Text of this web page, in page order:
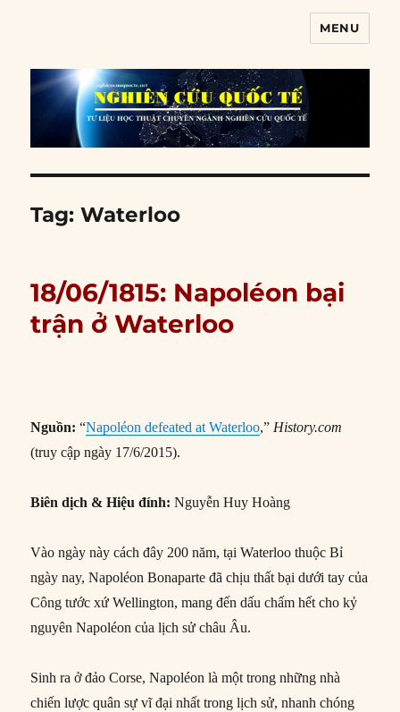
MENU
Tag:Waterloo
18/06/1815: Napoléon bại
trận ở Waterloo
Nguồn: “Napoléon defeated at Waterloo,”History.com
(truy cập ngày 17/6/2015).
Biên dịch & Hiệu đính: Nguyễn Huy Hoàng
Vào ngày này cách đây 200 năm, tại Waterloo thuộc Bỉ
ngày nay, Napoléon Bonaparte đã chịu thất bại dưới tay của
Công tước xứ Wellington, mang đến dấu chấm hết cho kỷ
nguyên Napoléon của lịch sử châu Âu.
Sinh ra ở đảo Corse, Napoléon là một trong những nhà
chiến lược quân sự vĩ đại nhất trong lịch sử, nhanh chóng